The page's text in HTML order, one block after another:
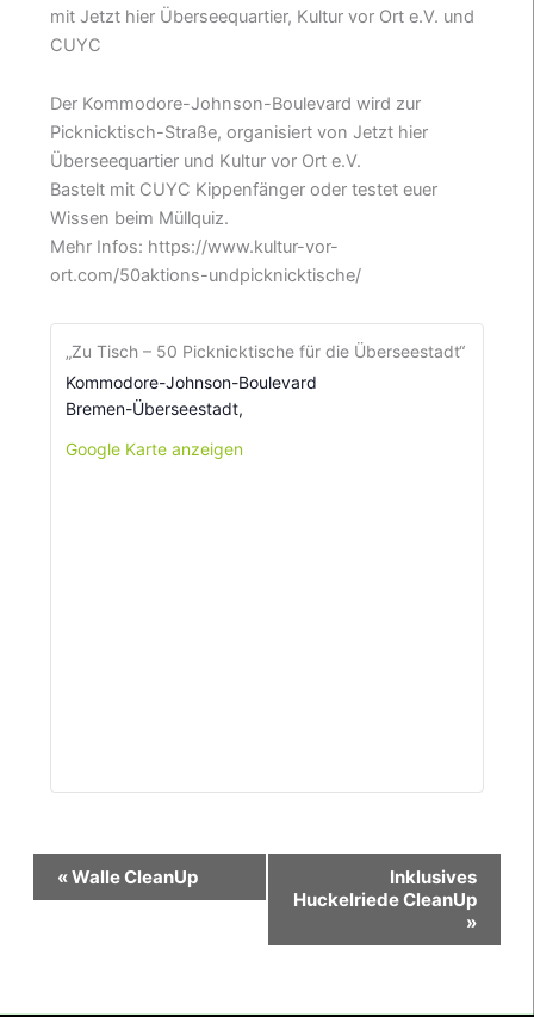
mit Jetzt hier Überseequartier, Kultur vor Ort e.V. und
CUYC
Der Kommodore-Johnson-Boulevard wird zur
Picknicktisch-Straße, organisiert von Jetzt hier
Überseequartier und Kultur vor Ort e.V.
Bastelt mit CUYC Kippenfänger oder testet euer
Wissen beim Müllquiz.
Mehr Infos: https://www.kultur-vor-
ort.com/50aktions-undpicknicktische/
„Zu Tisch – 50 Picknicktische für die Überseestadt“
Kommodore-Johnson-Boulevard
Bremen-Überseestadt,
Google Karte anzeigen
Veranstaltung-
Navigation
«Walle CleanUp
Inklusives
Huckelriede CleanUp
»